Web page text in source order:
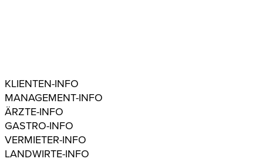
KLIENTEN-INFO
MANAGEMENT-INFO
ÄRZTE-INFO
GASTRO-INFO
VERMIETER-INFO
LANDWIRTE-INFO